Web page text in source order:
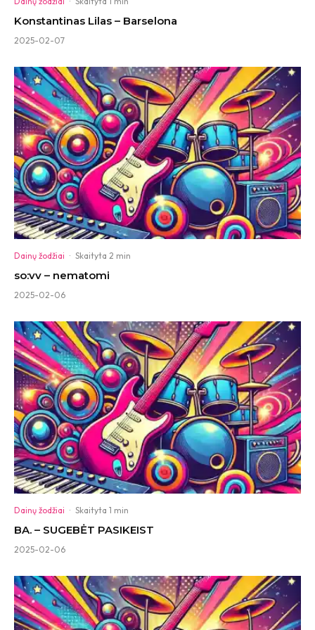
Konstantinas Lilas – Barselona
2025-02-07
Dainų žodžiai · Skaityta 2 min
so:vv – nematomi
2025-02-06
Dainų žodžiai · Skaityta 1 min
BA. – SUGEBĖT PASIKEIST
2025-02-06